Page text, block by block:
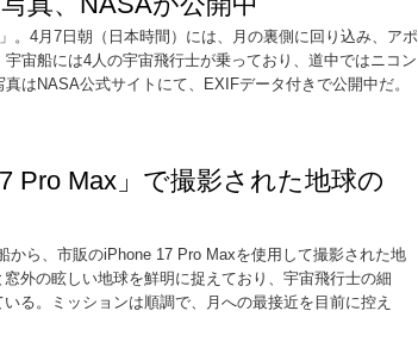
。4月7日朝（日本時間）には、月の裏側に回り込み、アポ
宙船には4人の宇宙飛行士が乗っており、道中ではニコン
はNASA公式サイトにて、EXIFデータ付きで公開中だ。
Pro Max」で撮影された地球の
から、市販のiPhone 17 Pro Maxを使用して撮影された地
外の眩しい地球を鮮明に捉えており、宇宙飛行士の細
る。ミッションは順調で、月への最接近を目前に控え